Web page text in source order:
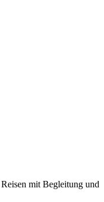
mit Begleitung und